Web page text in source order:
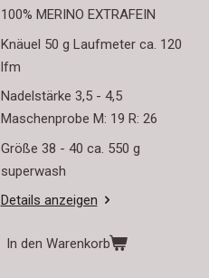
100% MERINO EXTRAFEIN
Knäuel 50 g Laufmeter ca. 120
lfm
Nadelstärke 3,5 - 4,5
Maschenprobe M: 19 R: 26
Größe 38 - 40 ca. 550 g
superwash
Details anzeigen
In den Warenkorb